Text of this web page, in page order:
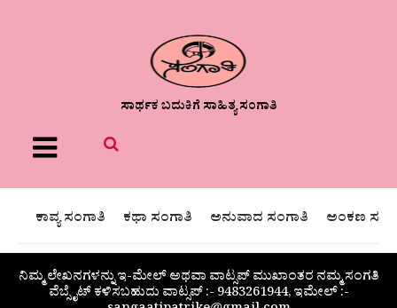
ಸಾರ್ಥಕ ಬದುಕಿಗೆ ಸಾಹಿತ್ಯ ಸಂಗಾತಿ
Menu
ಕಾವ್ಯ ಸಂಗಾತಿ ಕಥಾ ಸಂಗಾತಿ ಅನುವಾದ ಸಂಗಾತಿ ಅಂಕಣ
ನಿಮ್ಮ ಲೇಖನಗಳನ್ನು ಇ-ಮೇಲ್ ಅಥವಾ ವಾಟ್ಸಪ್ ಮುಖಾಂತರ ನಮ್ಮ ಸಂಗತಿ
ವೆಬ್ಸೈಟ್ ಕಳಿಸಬಹುದು ವಾಟ್ಸಪ್‌ :- 9483261944, ಇಮೇಲ್ :-